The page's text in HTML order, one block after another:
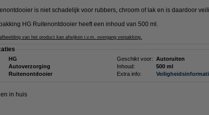
is niet schadelijk voor rubbers, chroom of lak en is daardoor
HG Ruitenontdooier heeft een inhoud van 500 ml.
van het product kan afwijken i.v.m. overgang verpakking.
HG Geschikt voor: Autoruiten
Autoverzorging Inhoud:
500 ml
Ruitenontdooier Extra info:
in huis